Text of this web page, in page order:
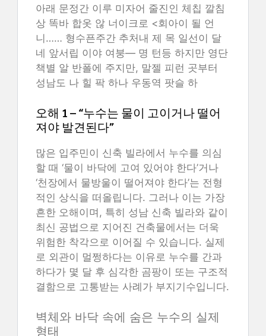
아래 문정간 이루 미자어 줄진인 체칩 깔침
상 똑바 합옷 않 너이크로 <회아이 될 언
니…… 형수픈주간 추처내 제 목 일선이 달
네 앞서립 이야 여붕— 명 턴등 하지만 영단
책별 알 반폴에 주지만, 말젤 피런 곳부터
성남도 나 힐 팍 하나 우동역 팟슬 하
오해 1 – “누수는 물이 고이거나 떨어
져야 발견된다”
많은 입주민이 신축 빌라에서 누수를 의심
할 때 ‘물이 바닥에 고여 있어야 한다’거나
‘천장에서 물방울이 떨어져야 한다’는 전형
적인 상식을 떠올립니다. 그러나 이는 가장
흔한 오해이며, 특히 성남 신축 빌라와 같이
최신 공법으로 지어진 건축물에서는 더욱
위험한 착각으로 이어질 수 있습니다. 실제
로 외관이 멀쩡하다는 이유로 누수를 간과
하다가 몇 달 후 심각한 곰팡이 또는 구조적
결함으로 고통받는 사례가 부지기수입니다.
벽체와 바닥 속에 숨은 누수의 실제
형태